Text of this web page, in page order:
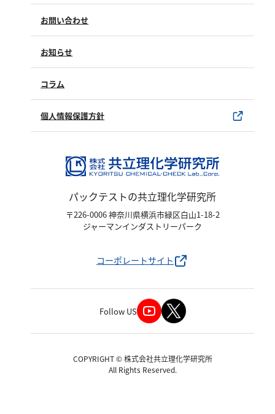
製品のご購入について
SDSについて
水銀使用製品について
該非判定書について
お問い合わせ
試薬サンプル
製品カタログ
お知らせ
コラム
個人情報保護方針
パックテストの共立理化学研究所
〒226-0006 神奈川県横浜市緑区白山1-18-2
ジャーマンインダストリーパーク
コーポレートサイト
Follow US
COPYRIGHT © 株式会社共立理化学研究所
All Rights Reserved.